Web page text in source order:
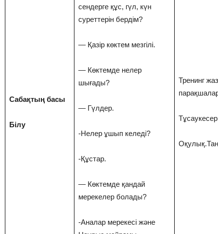
Сабақтың басы
Білу
сендерге құс, гүл, күн
суреттерін бердім?
— Қазір көктем мезгілі.
— Көктемде нелер
шығады?
— Гүлдер.
-Нелер ұшып келеді?
-Құстар.
— Көктемде қандай
мерекелер болады?
-Аналар мерекесі және
Тренинг
Тұсаукесер